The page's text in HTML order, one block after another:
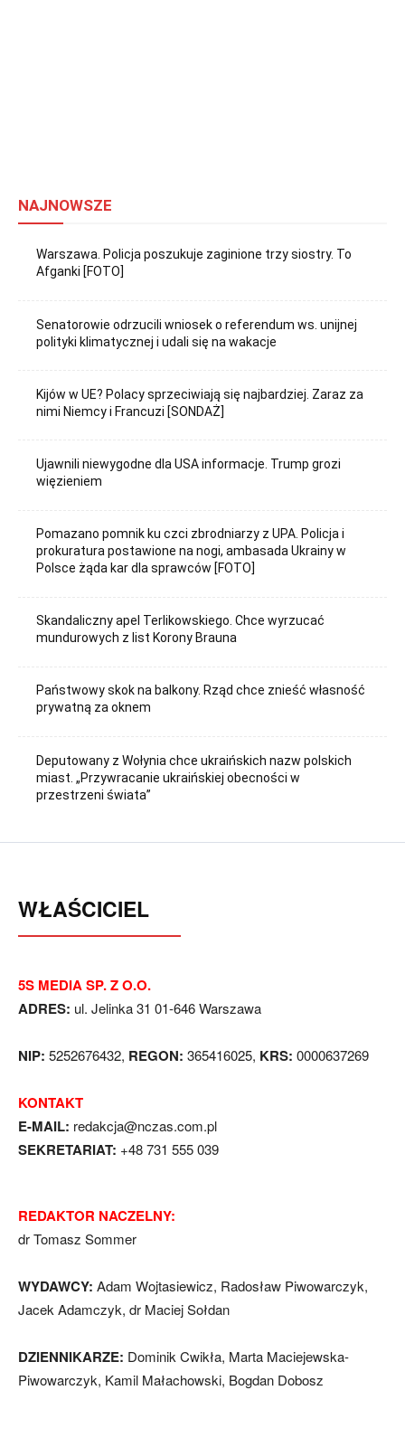
NAJNOWSZE
Warszawa. Policja poszukuje zaginione trzy siostry. To
Afganki [FOTO]
Senatorowie odrzucili wniosek o referendum ws. unijnej
polityki klimatycznej i udali się na wakacje
Kijów w UE? Polacy sprzeciwiają się najbardziej. Zaraz za
nimi Niemcy i Francuzi [SONDAŻ]
Ujawnili niewygodne dla USA informacje. Trump grozi
więzieniem
Pomazano pomnik ku czci zbrodniarzy z UPA. Policja i
prokuratura postawione na nogi, ambasada Ukrainy w
Polsce żąda kar dla sprawców [FOTO]
Skandaliczny apel Terlikowskiego. Chce wyrzucać
mundurowych z list Korony Brauna
Państwowy skok na balkony. Rząd chce znieść własność
prywatną za oknem
Deputowany z Wołynia chce ukraińskich nazw polskich
miast. „Przywracanie ukraińskiej obecności w
przestrzeni świata”
WŁAŚCICIEL
5S MEDIA SP. Z O.O.
ADRES: ul. Jelinka 31 01-646 Warszawa
NIP: 5252676432, REGON: 365416025, KRS: 0000637269
KONTAKT
E-MAIL: redakcja@nczas.com.pl
SEKRETARIAT: +48 731 555 039
REDAKTOR NACZELNY:
dr Tomasz Sommer
WYDAWCY: Adam Wojtasiewicz, Radosław Piwowarczyk,
Jacek Adamczyk, dr Maciej Sołdan
DZIENNIKARZE: Dominik Cwikła, Marta Maciejewska-
Piwowarczyk, Kamil Małachowski, Bogdan Dobosz